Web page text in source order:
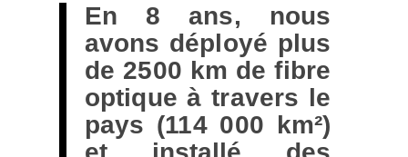
En 8 ans, nous
avons déployé plus
de 2500 km de fibre
optique à travers le
pays (114 000 km²)